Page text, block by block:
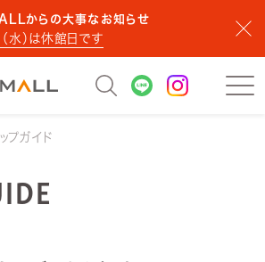
からの大事なお知らせ
）は休館日です
プガイド